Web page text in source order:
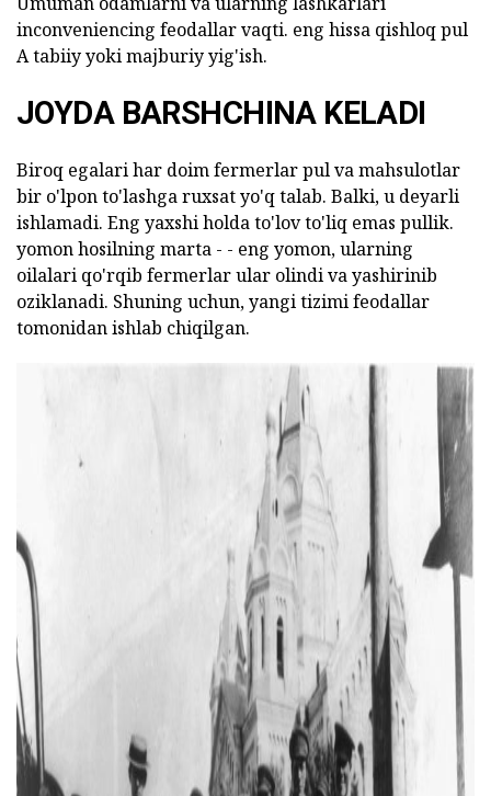
inconveniencing feodallar vaqti. eng hissa qishloq pul
A tabiiy yoki majburiy yig'ish.
JOYDA BARSHCHINA KELADI
Biroq egalari har doim fermerlar pul va mahsulotlar
bir o'lpon to'lashga ruxsat yo'q talab. Balki, u deyarli
ishlamadi. Eng yaxshi holda to'lov to'liq emas pullik.
yomon hosilning marta - - eng yomon, ularning
oilalari qo'rqib fermerlar ular olindi va yashirinib
oziklanadi. Shuning uchun, yangi tizimi feodallar
tomonidan ishlab chiqilgan.